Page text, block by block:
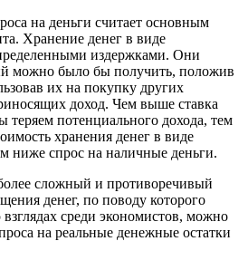
на деньги считает основным
Хранение денег в виде
издержками. Они
можно было бы получить, положив
их на покупку других
доход. Чем выше ставка
теряем потенциального дохода, тем
хранения денег в виде
ниже спрос на наличные деньги.
сложный и противоречивый
денег, по поводу которого
взглядах среди экономистов, можно
на реальные денежные остатки